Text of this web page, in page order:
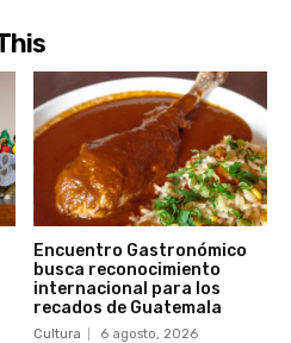
Encuentro Gastronómico
busca reconocimiento
internacional para los
recados de Guatemala
Cultura 6 agosto, 2026